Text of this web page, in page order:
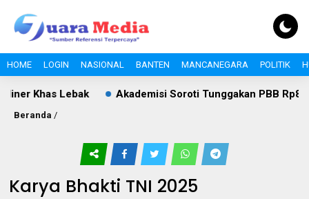
HOME LOGIN NASIONAL BANTEN MANCANEGARA POLITIK
Khas Lebak Akademisi Soroti Tunggakan PBB Rp8,4
Beranda /
Karya Bhakti TNI 2025